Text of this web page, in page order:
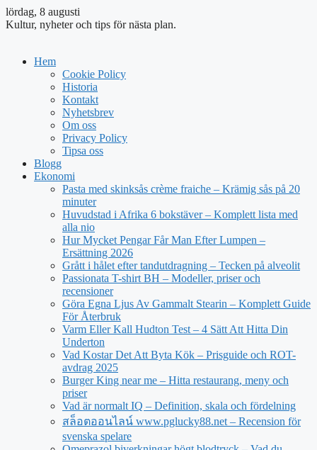
lördag, 8 augusti
Kultur, nyheter och tips för nästa plan.
Hem
Cookie Policy
Historia
Kontakt
Nyhetsbrev
Om oss
Privacy Policy
Tipsa oss
Blogg
Ekonomi
Pasta med skinksås crème fraiche – Krämig sås på 20
minuter
Huvudstad i Afrika 6 bokstäver – Komplett lista med
alla nio
Hur Mycket Pengar Får Man Efter Lumpen –
Ersättning 2026
Grått i hålet efter tandutdragning – Tecken på alveolit
Passionata T-shirt BH – Modeller, priser och
recensioner
Göra Egna Ljus Av Gammalt Stearin – Komplett Guide
För Återbruk
Varm Eller Kall Hudton Test – 4 Sätt Att Hitta Din
Underton
Vad Kostar Det Att Byta Kök – Prisguide och ROT-
avdrag 2025
Burger King near me – Hitta restaurang, meny och
priser
Vad är normalt IQ – Definition, skala och fördelning
สล็อตออนไลน์ www.pglucky88.net – Recension för
svenska spelare